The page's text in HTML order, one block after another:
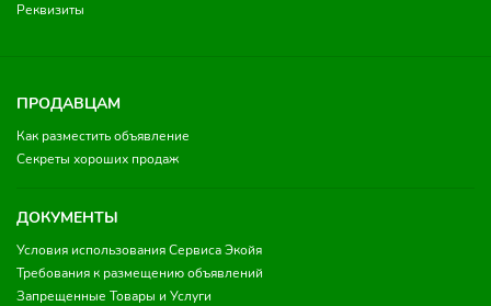
Реквизиты
ПРОДАВЦАМ
Как разместить объявление
Секреты хороших продаж
ДОКУМЕНТЫ
Условия использования Сервиса Экойя
Требования к размещению объявлений
Запрещенные Товары и Услуги